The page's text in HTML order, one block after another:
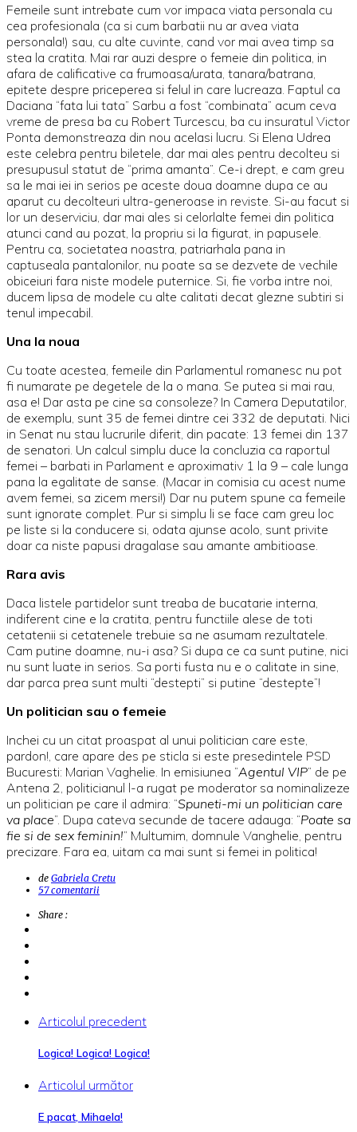
Femeile sunt intrebate cum vor impaca viata personala cu
cea profesionala (ca si cum barbatii nu ar avea viata
personala!) sau, cu alte cuvinte, cand vor mai avea timp sa
stea la cratita. Mai rar auzi despre o femeie din politica, in
afara de calificative ca frumoasa/urata, tanara/batrana,
epitete despre priceperea si felul in care lucreaza. Faptul ca
Daciana “fata lui tata” Sarbu a fost “combinata” acum ceva
vreme de presa ba cu Robert Turcescu, ba cu insuratul Victor
Ponta demonstreaza din nou acelasi lucru. Si Elena Udrea
este celebra pentru biletele, dar mai ales pentru decolteu si
presupusul statut de “prima amanta”. Ce-i drept, e cam greu
sa le mai iei in serios pe aceste doua doamne dupa ce au
aparut cu decolteuri ultra-generoase in reviste. Si-au facut si
lor un deserviciu, dar mai ales si celorlalte femei din politica
atunci cand au pozat, la propriu si la figurat, in papusele.
Pentru ca, societatea noastra, patriarhala pana in
captuseala pantalonilor, nu poate sa se dezvete de vechile
obiceiuri fara niste modele puternice. Si, fie vorba intre noi,
ducem lipsa de modele cu alte calitati decat glezne subtiri si
tenul impecabil.
Una la noua
Cu toate acestea, femeile din Parlamentul romanesc nu pot
fi numarate pe degetele de la o mana. Se putea si mai rau,
asa e! Dar asta pe cine sa consoleze? In Camera Deputatilor,
de exemplu, sunt 35 de femei dintre cei 332 de deputati. Nici
in Senat nu stau lucrurile diferit, din pacate: 13 femei din 137
de senatori. Un calcul simplu duce la concluzia ca raportul
femei – barbati in Parlament e aproximativ 1 la 9 – cale lunga
pana la egalitate de sanse. (Macar in comisia cu acest nume
avem femei, sa zicem mersi!) Dar nu putem spune ca femeile
sunt ignorate complet. Pur si simplu li se face cam greu loc
pe liste si la conducere si, odata ajunse acolo, sunt privite
doar ca niste papusi dragalase sau amante ambitioase.
Rara avis
Daca listele partidelor sunt treaba de bucatarie interna,
indiferent cine e la cratita, pentru functiile alese de toti
cetatenii si cetatenele trebuie sa ne asumam rezultatele.
Cam putine doamne, nu-i asa? Si dupa ce ca sunt putine, nici
nu sunt luate in serios. Sa porti fusta nu e o calitate in sine,
dar parca prea sunt multi “destepti” si putine “destepte”!
Un politician sau o femeie
Inchei cu un citat proaspat al unui politician care este,
pardon!, care apare des pe sticla si este presedintele PSD
Bucuresti: Marian Vaghelie. In emisiunea ”Agentul VIP” de pe
Antena 2, politicianul l-a rugat pe moderator sa nominalizeze
un politician pe care il admira: “Spuneti-mi un politician care
va place”. Dupa cateva secunde de tacere adauga: “Poate sa
fie si de sex feminin!” Multumim, domnule Vanghelie, pentru
precizare. Fara ea, uitam ca mai sunt si femei in politica!
de Gabriela Cretu
57 comentarii
Share :
Articolul precedent
Logica! Logica! Logica!
Articolul următor
E pacat, Mihaela!